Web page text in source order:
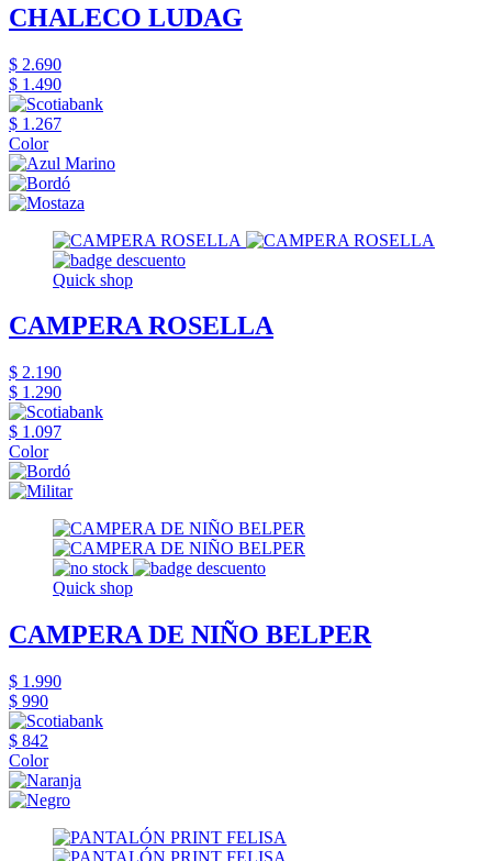
CHALECO LUDAG
$ 2.690
$ 1.490
$ 1.267
Color
Quick shop
CAMPERA ROSELLA
$ 2.190
$ 1.290
$ 1.097
Color
Quick shop
CAMPERA DE NIÑO BELPER
$ 1.990
$ 990
$ 842
Color